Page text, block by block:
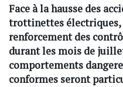
Face à la hausse des
trottinettes électriques,
renforcement des
durant les mois de
comportements
conformes seront